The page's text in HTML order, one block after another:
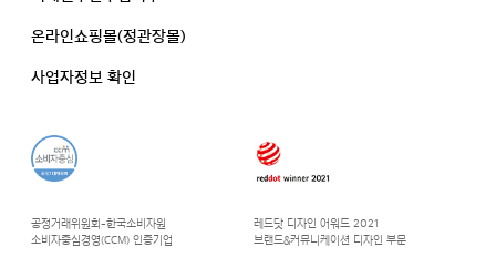
공정거래위원회-한국소비자원
소비자중심경영(CCM) 인증기업
레드닷 디자인 어워드 2021
브랜드&커뮤니케이션 디자인 부문
온라인쇼핑몰(정관장몰)
사업자정보 확인